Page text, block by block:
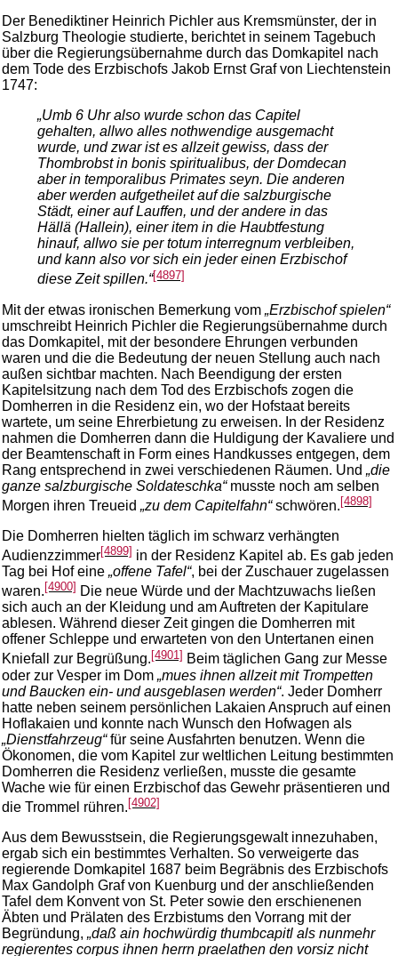
Der Benediktiner Heinrich Pichler aus Kremsmünster, der in
Salzburg Theologie studierte, berichtet in seinem Tagebuch
über die Regierungsübernahme durch das Domkapitel nach
dem Tode des Erzbischofs Jakob Ernst Graf von Liechtenstein
1747:
„Umb 6 Uhr also wurde schon das Capitel
gehalten, allwo alles nothwendige ausgemacht
wurde, und zwar ist es allzeit gewiss, dass der
Thombrobst in bonis spiritualibus, der Domdecan
aber in temporalibus Primates seyn. Die anderen
aber werden aufgetheilet auf die salzburgische
Städt, einer auf Lauffen, und der andere in das
Hällä (Hallein), einer item in die Haubtfestung
hinauf, allwo sie per totum interregnum verbleiben,
und kann also vor sich ein jeder einen Erzbischof
diese Zeit spillen.“[4897]
Mit der etwas ironischen Bemerkung vom „Erzbischof spielen“
umschreibt Heinrich Pichler die Regierungsübernahme durch
das Domkapitel, mit der besondere Ehrungen verbunden
waren und die die Bedeutung der neuen Stellung auch nach
außen sichtbar machten. Nach Beendigung der ersten
Kapitelsitzung nach dem Tod des Erzbischofs zogen die
Domherren in die Residenz ein, wo der Hofstaat bereits
wartete, um seine Ehrerbietung zu erweisen. In der Residenz
nahmen die Domherren dann die Huldigung der Kavaliere und
der Beamtenschaft in Form eines Handkusses entgegen, dem
Rang entsprechend in zwei verschiedenen Räumen. Und „die
ganze salzburgische Soldateschka“musste noch am selben
Morgen ihren Treueid „zu dem Capitelfahn“schwören.[4898]
Die Domherren hielten täglich im schwarz verhängten
Audienzzimmer[4899] in der Residenz Kapitel ab. Es gab jeden
Tag bei Hof eine „offene Tafel“, bei der Zuschauer zugelassen
waren. [4900] Die neue Würde und der Machtzuwachs ließen
sich auch an der Kleidung und am Auftreten der Kapitulare
ablesen. Während dieser Zeit gingen die Domherren mit
offener Schleppe und erwarteten von den Untertanen einen
Kniefall zur Begrüßung.[4901] Beim täglichen Gang zur Messe
oder zur Vesper im Dom „mues ihnen allzeit mit Trompetten
und Baucken ein- und ausgeblasen werden“. Jeder Domherr
hatte neben seinem persönlichen Lakaien Anspruch auf einen
Hoflakaien und konnte nach Wunsch den Hofwagen als
„Dienstfahrzeug“für seine Ausfahrten benutzen. Wenn die
Ökonomen, die vom Kapitel zur weltlichen Leitung bestimmten
Domherren die Residenz verließen, musste die gesamte
Wache wie für einen Erzbischof das Gewehr präsentieren und
die Trommel rühren. [4902]
Aus dem Bewusstsein, die Regierungsgewalt innezuhaben,
ergab sich ein bestimmtes Verhalten. So verweigerte das
regierende Domkapitel 1687 beim Begräbnis des Erzbischofs
Max Gandolph Graf von Kuenburg und der anschließenden
Tafel dem Konvent von St. Peter sowie den erschienenen
Äbten und Prälaten des Erzbistums den Vorrang mit der
Begründung, „daß ain hochwürdig thumbcapitl als nunmehr
regierentes corpus ihnen herrn praelathen den vorsiz nicht